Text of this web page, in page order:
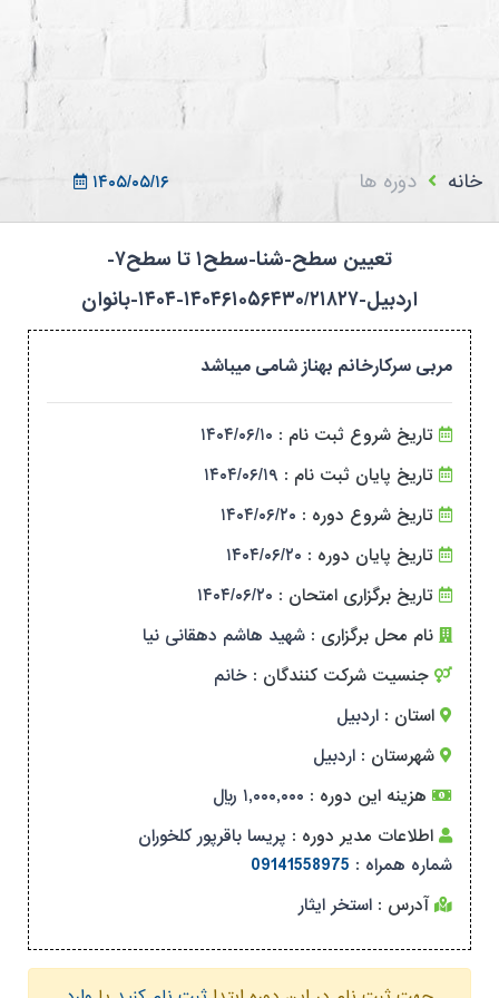
۱۴۰۵/۰۵/۱۶
خانه دوره ها
تعیین سطح-شنا-سطح۱ تا سطح۷-
اردبیل-۱۴۰۴۶۱۰۵۶۴۳۰/۲۱۸۲۷-۱۴۰۴-بانوان
مربی سرکارخانم بهناز شامی میباشد
تاریخ شروع ثبت نام : ۱۴۰۴/۰۶/۱۰
تاریخ پایان ثبت نام : ۱۴۰۴/۰۶/۱۹
تاریخ شروع دوره : ۱۴۰۴/۰۶/۲۰
تاریخ پایان دوره : ۱۴۰۴/۰۶/۲۰
تاریخ برگزاری امتحان : ۱۴۰۴/۰۶/۲۰
نام محل برگزاری : شهید هاشم دهقانی نیا
جنسیت شرکت کنندگان : خانم
استان : اردبیل
شهرستان : اردبیل
هزینه این دوره : ۱,۰۰۰,۰۰۰ ریال
اطلاعات مدیر دوره : پریسا باقرپور کلخوران
شماره همراه : 09141558975
آدرس : استخر ایثار